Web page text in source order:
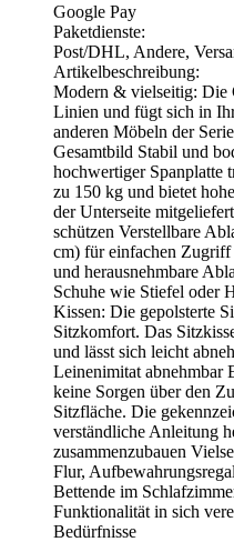
Google Pay
Paketdienste:
Post/DHL, Andere,
Artikelbeschreibung:
Modern & vielseitig: Die
Linien und fügt sich in
anderen Möbeln der
Gesamtbild Stabil und
hochwertiger Spanplatte
zu 150 kg und bietet
der Unterseite
schützen Verstellbare
cm) für einfachen Zugriff
und herausnehmbare
Schuhe wie Stiefel oder
Kissen: Die gepolsterte
Sitzkomfort. Das
und lässt sich leicht
Leinenimitat abnehmbar
keine Sorgen über den
Sitzfläche. Die
verständliche Anleitung
zusammenzubauen
Flur,
Bettende im
Funktionalität in sich
Bedürfnisse